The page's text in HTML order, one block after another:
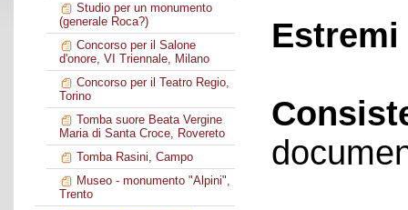
Studio per un monumento
(generale Roca?)
Concorso per il Salone
d'onore, VI Triennale, Milano
Concorso per il Teatro Regio,
Torino
Tomba suore Beata Vergine
Maria di Santa Croce, Rovereto
Tomba Rasini, Campo
Museo - monumento "Alpini",
Trento